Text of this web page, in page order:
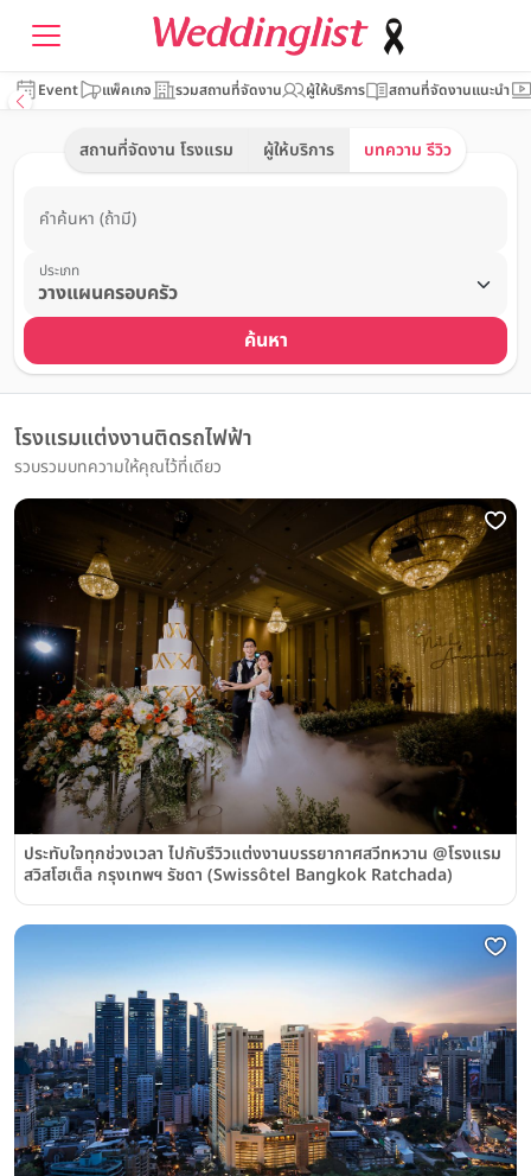
Event แพ็คเกจ รวมสถานที่จัดงาน ผู้ให้บริการ สถานที่จัดงานแนะนำ
สถานที่จัดงาน โรงแรม ผู้ให้บริการ บทความ รีวิว
คำค้นหา (ถ้ามี)
ประเภท
ค้นหา
โรงแรมแต่งงานติดรถไฟฟ้า
รวบรวมบทความให้คุณไว้ที่เดียว
ประทับใจทุกช่วงเวลา ไปกับรีวิวแต่งงานบรรยากาศสวีทหวาน @โรงแรม
สวิสโฮเต็ล กรุงเทพฯ รัชดา (Swissôtel Bangkok Ratchada)